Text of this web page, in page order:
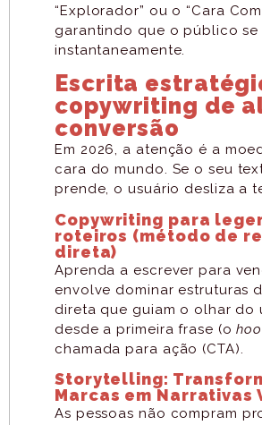
“Explorador” ou o “Cara
garantindo que o público
instantaneamente.
Escrita
copywriting de
conversão
Em 2026, a atenção é a
cara do mundo. Se o seu
prende, o usuário desliza a
Copywriting para
roteiros (método de
direta)
Aprenda a escrever para
envolve dominar estruturas
direta que guiam o olhar do
desde a primeira frase (o
chamada para ação (CTA).
Storytelling:
Marcas em Narrativas
As pessoas não compram